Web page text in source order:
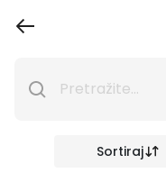
Sortiraj